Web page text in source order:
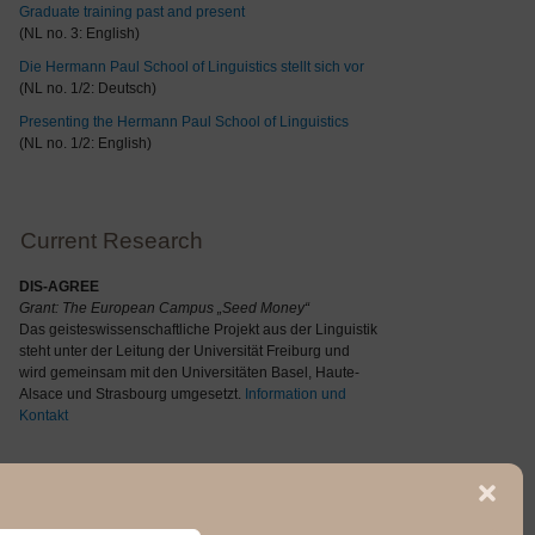
Graduate training past and present
(NL no. 3: English)
Die Hermann Paul School of Linguistics stellt sich vor
(NL no. 1/2: Deutsch)
Presenting the Hermann Paul School of Linguistics
(NL no. 1/2: English)
Current Research
DIS-AGREE
Grant: The European Campus „Seed Money“
Das geisteswissenschaftliche Projekt aus der Linguistik
steht unter der Leitung der Universität Freiburg und
wird gemeinsam mit den Universitäten Basel, Haute-
Alsace und Strasbourg umgesetzt. Information und
Kontakt